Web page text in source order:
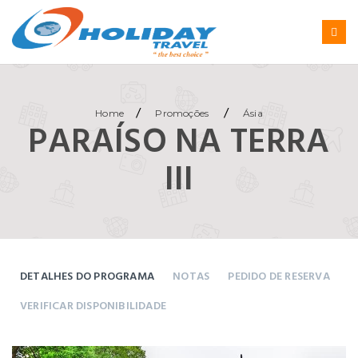
Home / Promoções / Ásia
PARAÍSO NA TERRA
III
DETALHES DO PROGRAMA NOTAS
PEDIDO DE RESERVA
VERIFICAR DISPONIBILIDADE